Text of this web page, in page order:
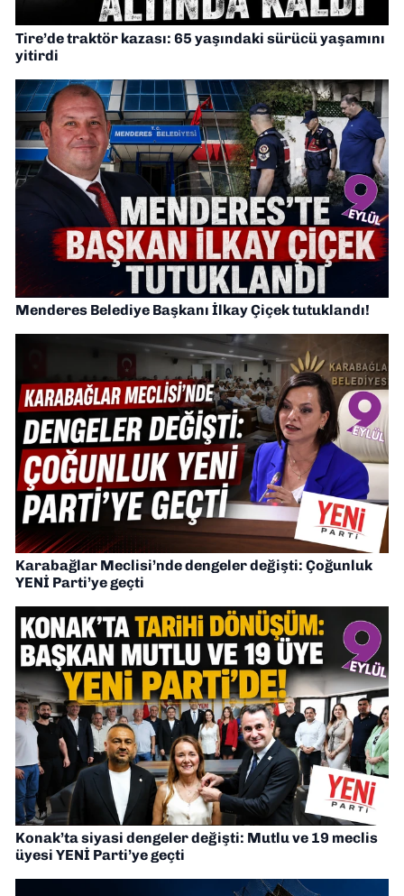
Tire’de traktör kazası: 65 yaşındaki sürücü yaşamını
yitirdi
Menderes Belediye Başkanı İlkay Çiçek tutuklandı!
Karabağlar Meclisi’nde dengeler değişti: Çoğunluk
YENİ Parti’ye geçti
Konak’ta siyasi dengeler değişti: Mutlu ve 19 meclis
üyesi YENİ Parti’ye geçti